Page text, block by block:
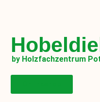
by Holzfachzentrum